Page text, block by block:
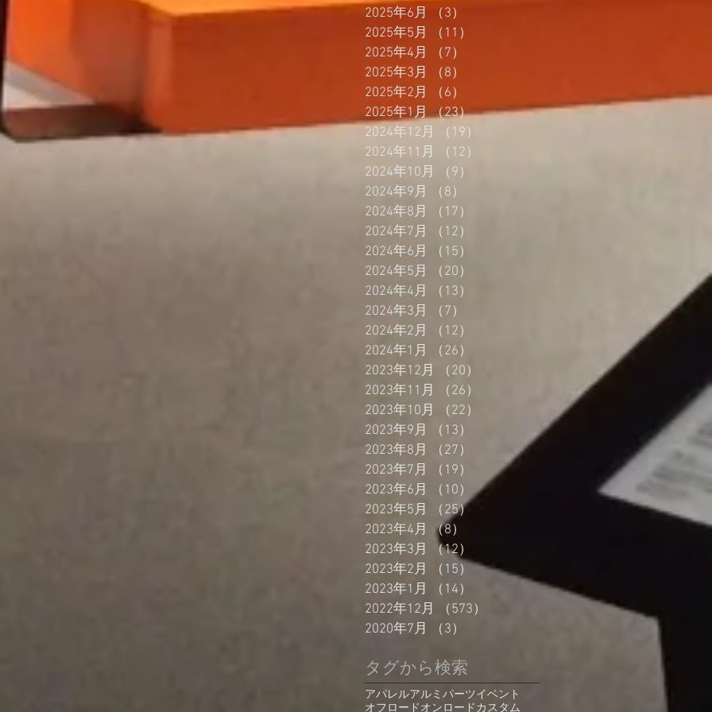
2025年6月
（3）
2025年5月
（11）
2025年4月
（7）
2025年3月
（8）
2025年2月
（6）
2025年1月 （23）23件の記事
2024年12月
（19）
2024年11月
（12）
2024年10月
（9）
2024年9月
（8）
2024年8月
（17）
2024年7月
（12）
2024年6月
（15）
2024年5月
（20）
2024年4月
（13）
2024年3月
（7）
2024年2月
（12）
2024年1月
（26）
2023年12月
（20）
2023年11月
（26）
2023年10月
（22）
2023年9月
（13）
13件の記事
2023年8月
（27）
27件の記事
2023年7月
（19）
19件の記事
2023年6月
（10） 10件の記事
2023年5月
（25）
2023年4月
（8）
2023年3月
（12）
2023年2月
（15）
15件の記事
2023年1月
（14）
14件の記事
2022年12月
（573）
2020年7月
（3）
タグから検索
アパレルアルミパーツイベント
オフロードオンロードカスタム